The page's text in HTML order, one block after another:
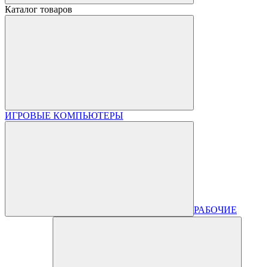
Каталог товаров
ИГРОВЫЕ КОМПЬЮТЕРЫ
РАБОЧИЕ